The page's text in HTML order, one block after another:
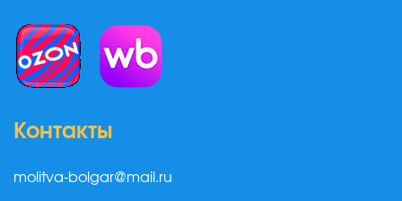
Контакты
molitva-bolgar@mail.ru